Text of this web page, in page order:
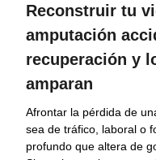
Reconstruir tu
amputación
recuperación y
amparan
Afrontar la pérdida de
sea de tráfico, laboral o
profundo que altera de